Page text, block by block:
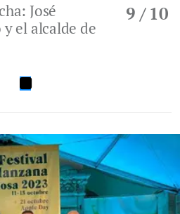
9 / 10
José
el alcalde de